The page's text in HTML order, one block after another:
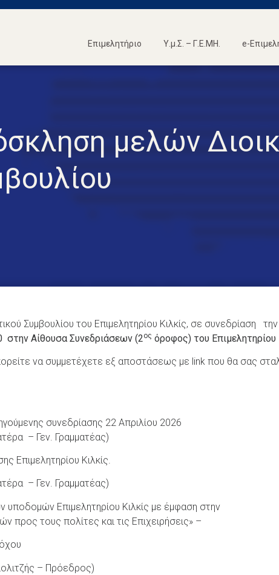
Επιμελητήριο Υ.μ.Σ. – Γ.Ε.ΜΗ. e-
μελών
Συμβουλίου του Επιμελητηρίου Κιλκίς, σε συνεδρίαση
Αίθουσα Συνεδριάσεων (2ος όροφος) του Επιμελητηρίου
να συμμετέχετε εξ αποστάσεως με link που θα σας
συνεδρίασης 22 Απριλίου 2026
– Γεν. Γραμματέας)
Επιμελητηρίου Κιλκίς.
– Γεν. Γραμματέας)
υποδομών Επιμελητηρίου Κιλκίς με έμφαση στην
προς τους πολίτες και τις Επιχειρήσεις» –
– Πρόεδρος)